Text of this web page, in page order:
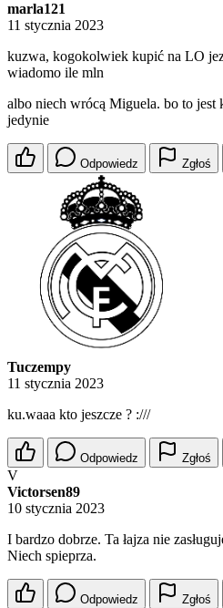
marla121
11 stycznia 2023
kuzwa, kogokolwiek kupić na LO
wiadomo ile mln
albo niech wrócą Miguela. bo to jest
jedynie
Odpowiedz Zgłoś
Tuczempy
11 stycznia 2023
ku.waaa kto jeszcze ? :///
Odpowiedz Zgłoś
V
Victorsen89
10 stycznia 2023
I bardzo dobrze. Ta łajza nie
Niech spieprza.
Odpowiedz Zgłoś